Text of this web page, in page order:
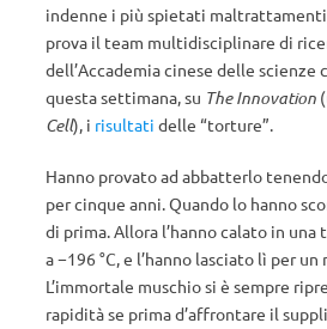
indenne i più spietati
prova il team multidisciplinare di
dell’Accademia cinese delle scienze
questa settimana, su The Innovation
Cell), i risultati delle “torture”.
Hanno provato ad abbatterlo
per cinque anni. Quando lo hanno
di prima. Allora l’hanno calato in una
a −196 °C, e l’hanno lasciato lì per
L’immortale muschio si è sempre
rapidità se prima d’affrontare il